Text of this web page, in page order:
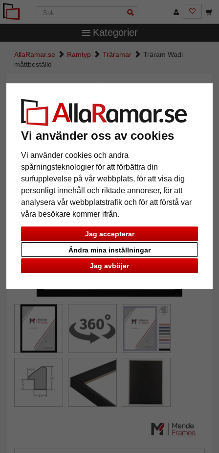
Vi använder oss av cookies
Vi använder cookies och andra
spårningsteknologier för att förbättra din
surfupplevelse på vår webbplats, för att visa dig
personligt innehåll och riktade annonser, för att
analysera vår webbplatstrafik och för att förstå var
våra besökare kommer ifrån.
Jag accepterar
Jag avböjer
Ändra mina inställningar
Kategorier
AllaRamar.se Ramtyp Träramar
Träram Wadi
måttbeställd
Träram Wadi måttbeställd
Tillbaka